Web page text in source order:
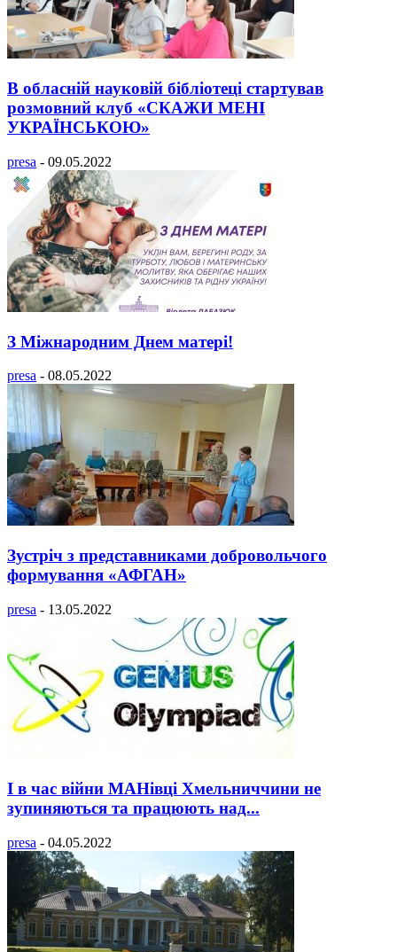
В обласній науковій бібліотеці стартував
розмовний клуб «СКАЖИ МЕНІ
УКРАЇНСЬКОЮ»
presa - 09.05.2022
З Міжнародним Днем матері!
presa - 08.05.2022
Зустріч з представниками добровольчого
формування «АФГАН»
presa - 13.05.2022
І в час війни МАНівці Хмельниччини не
зупиняються та працюють над...
presa - 04.05.2022